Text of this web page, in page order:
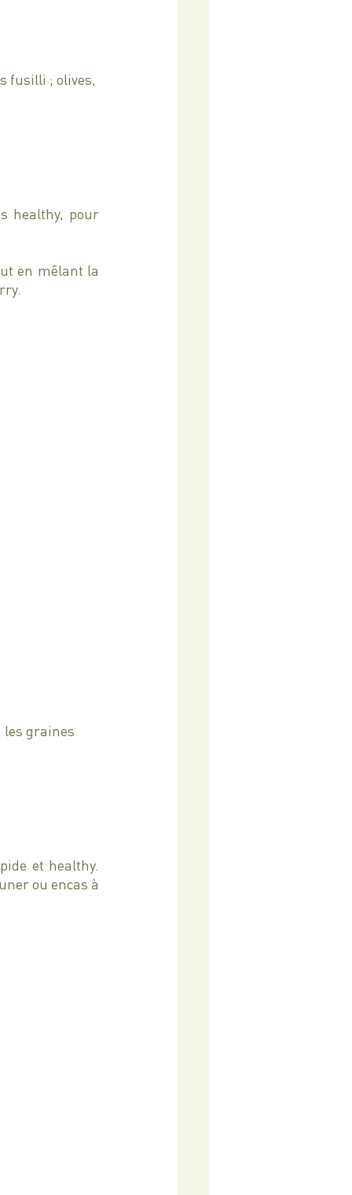
fusilli ; olives,
healthy, pour
en mêlant la
les graines
et healthy.
ou encas à